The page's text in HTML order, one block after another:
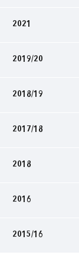
2021
2019/20
2018/19
2017/18
2018
2016
2015/16